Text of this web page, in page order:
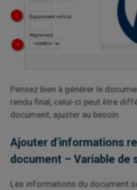
Pensez bien à générer le
rendu final, celui-ci peut être
document, ajuster au besoin.
Ajouter d’informations
document – Variable de
Les informations du document